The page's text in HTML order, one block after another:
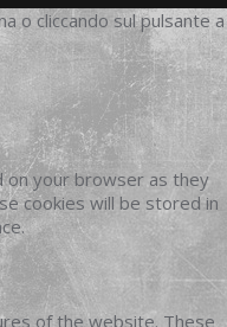
o cliccando sul pulsante a
on your browser as they
cookies will be stored in
of the website. These